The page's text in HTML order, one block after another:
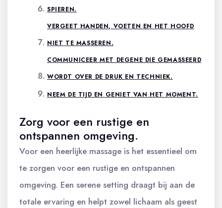
SPIEREN.
VERGEET HANDEN, VOETEN EN HET HOOFD
NIET TE MASSEREN.
COMMUNICEER MET DEGENE DIE GEMASSEERD
WORDT OVER DE DRUK EN TECHNIEK.
NEEM DE TIJD EN GENIET VAN HET MOMENT.
Zorg voor een rustige en
ontspannen omgeving.
Voor een heerlijke massage is het essentieel om
te zorgen voor een rustige en ontspannen
omgeving. Een serene setting draagt bij aan de
totale ervaring en helpt zowel lichaam als geest